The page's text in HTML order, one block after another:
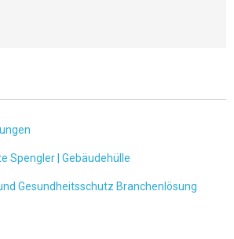
Spengler | Gebäudehülle
Gesundheitsschutz Branchenlösung